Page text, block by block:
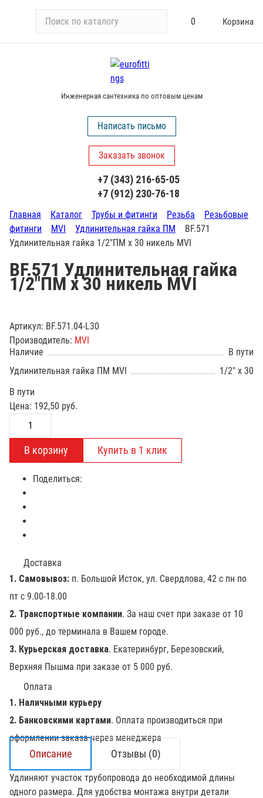
и
у
0 Корзина
Инженерная сантехника по оптовым ценам
Написать письмо
Заказать звонок
+7 (343) 216-65-05
+7 (912) 230-76-18
Главная Каталог Трубы и фитинги Резьба
Резьбовые
фитинги
MVI Удлинительная гайка ПМ
BF.571
Удлинительная гайка 1/2"ПМ х 30 никель MVI
BF.571 Удлинительная гайка
1/2"ПМ х 30 никель MVI
Артикул: BF.571.04-L30
Производитель: MVI
Наличие
В пути
Удлинительная гайка ПМ MVI
1/2" x 30
В пути
Цена: 192,50 руб.
Поделиться:
Доставка
1. Самовывоз: п. Большой Исток, ул. Свердлова, 42 с пн по
пт с 9.00-18.00
2. Транспортные компании. За наш счет при заказе от 10
000 руб., до терминала в Вашем городе.
3. Курьерская доставка. Екатеринбург, Березовский,
Верхняя Пышма при заказе от 5 000 руб.
Оплата
1. Наличными курьеру
2. Банковскими картами. Оплата производиться при
оформлении заказа через менеджера
Описание Отзывы (0)
Удлиняют участок трубопровода до необходимой длины
одного размера. Для удобства монтажа внутри детали